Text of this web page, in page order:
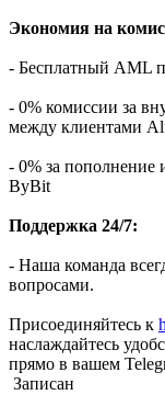
Экономия на
- Бесплатный AML
- 0% комиссии за
между клиентами
- 0% за пополнение
ByBit
Поддержка 24/7:
- Наша команда
вопросами.
Присоединяйтесь к
наслаждайтесь
прямо в вашем
Записан